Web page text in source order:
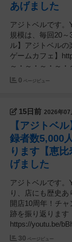
あげました
アジトベルです。
規模は、毎回20～
ル】アジトベルの
ゲームカフェ】
～・～・～・～
0 ページビュー
15日前 2026年07
【アジトベ
録者数5,000
ります【恵
げました
アジトベルです。
り、店にも歴史
開店10周年！チ
跡を振り返ります
https://youtu.be/
30 ページビュー